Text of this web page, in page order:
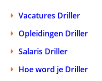
Vacatures Driller
Opleidingen Driller
Salaris Driller
Hoe word je Driller